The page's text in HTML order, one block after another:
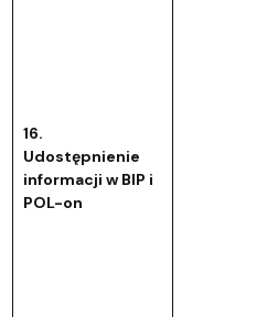
16.
Udostępnienie
informacji w BIP i
POL-on